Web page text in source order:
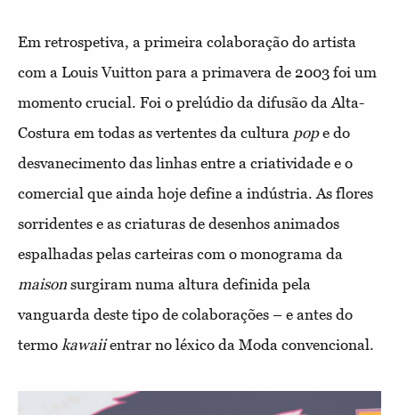
Em retrospetiva, a primeira colaboração do artista
com a Louis Vuitton para a primavera de 2003 foi um
momento crucial. Foi o prelúdio da difusão da Alta-
Costura em todas as vertentes da cultura pope do
desvanecimento das linhas entre a criatividade e o
comercial que ainda hoje define a indústria. As flores
sorridentes e as criaturas de desenhos animados
espalhadas pelas carteiras com o monograma da
maison surgiram numa altura definida pela
vanguarda deste tipo de colaborações – e antes do
termo kawaiientrar no léxico da Moda convencional.